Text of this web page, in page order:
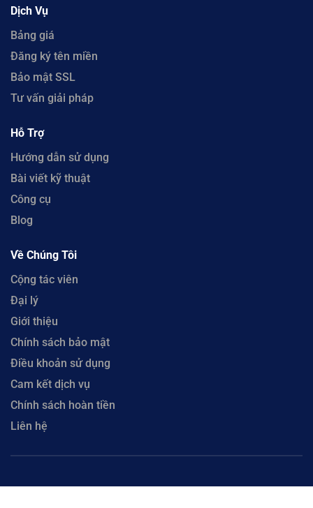
Dịch Vụ
Bảng giá
Đăng ký tên miền
Bảo mật SSL
Tư vấn giải pháp
Hỗ Trợ
Hướng dẫn sử dụng
Bài viết kỹ thuật
Công cụ
Blog
Về Chúng Tôi
Cộng tác viên
Đại lý
Giới thiệu
Chính sách bảo mật
Điều khoản sử dụng
Cam kết dịch vụ
Chính sách hoàn tiền
Liên hệ